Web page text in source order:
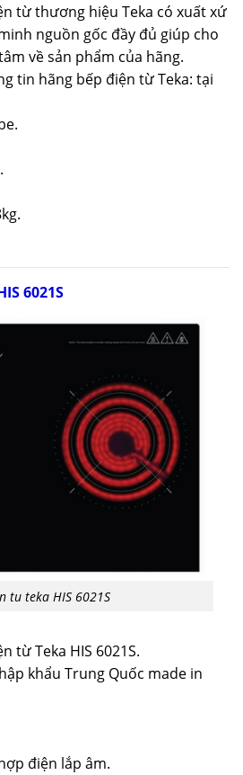
từ thương hiệu Teka có xuất xứ
nguồn gốc đầy đủ giúp cho
về sản phẩm của hãng.
tin hãng bếp điện từ Teka: tại
6021S
tu teka HIS 6021S
từ Teka HIS 6021S.
khẩu Trung Quốc made in
điện lắp âm.